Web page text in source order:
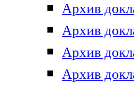
Архив
Архив
Архив
Архив